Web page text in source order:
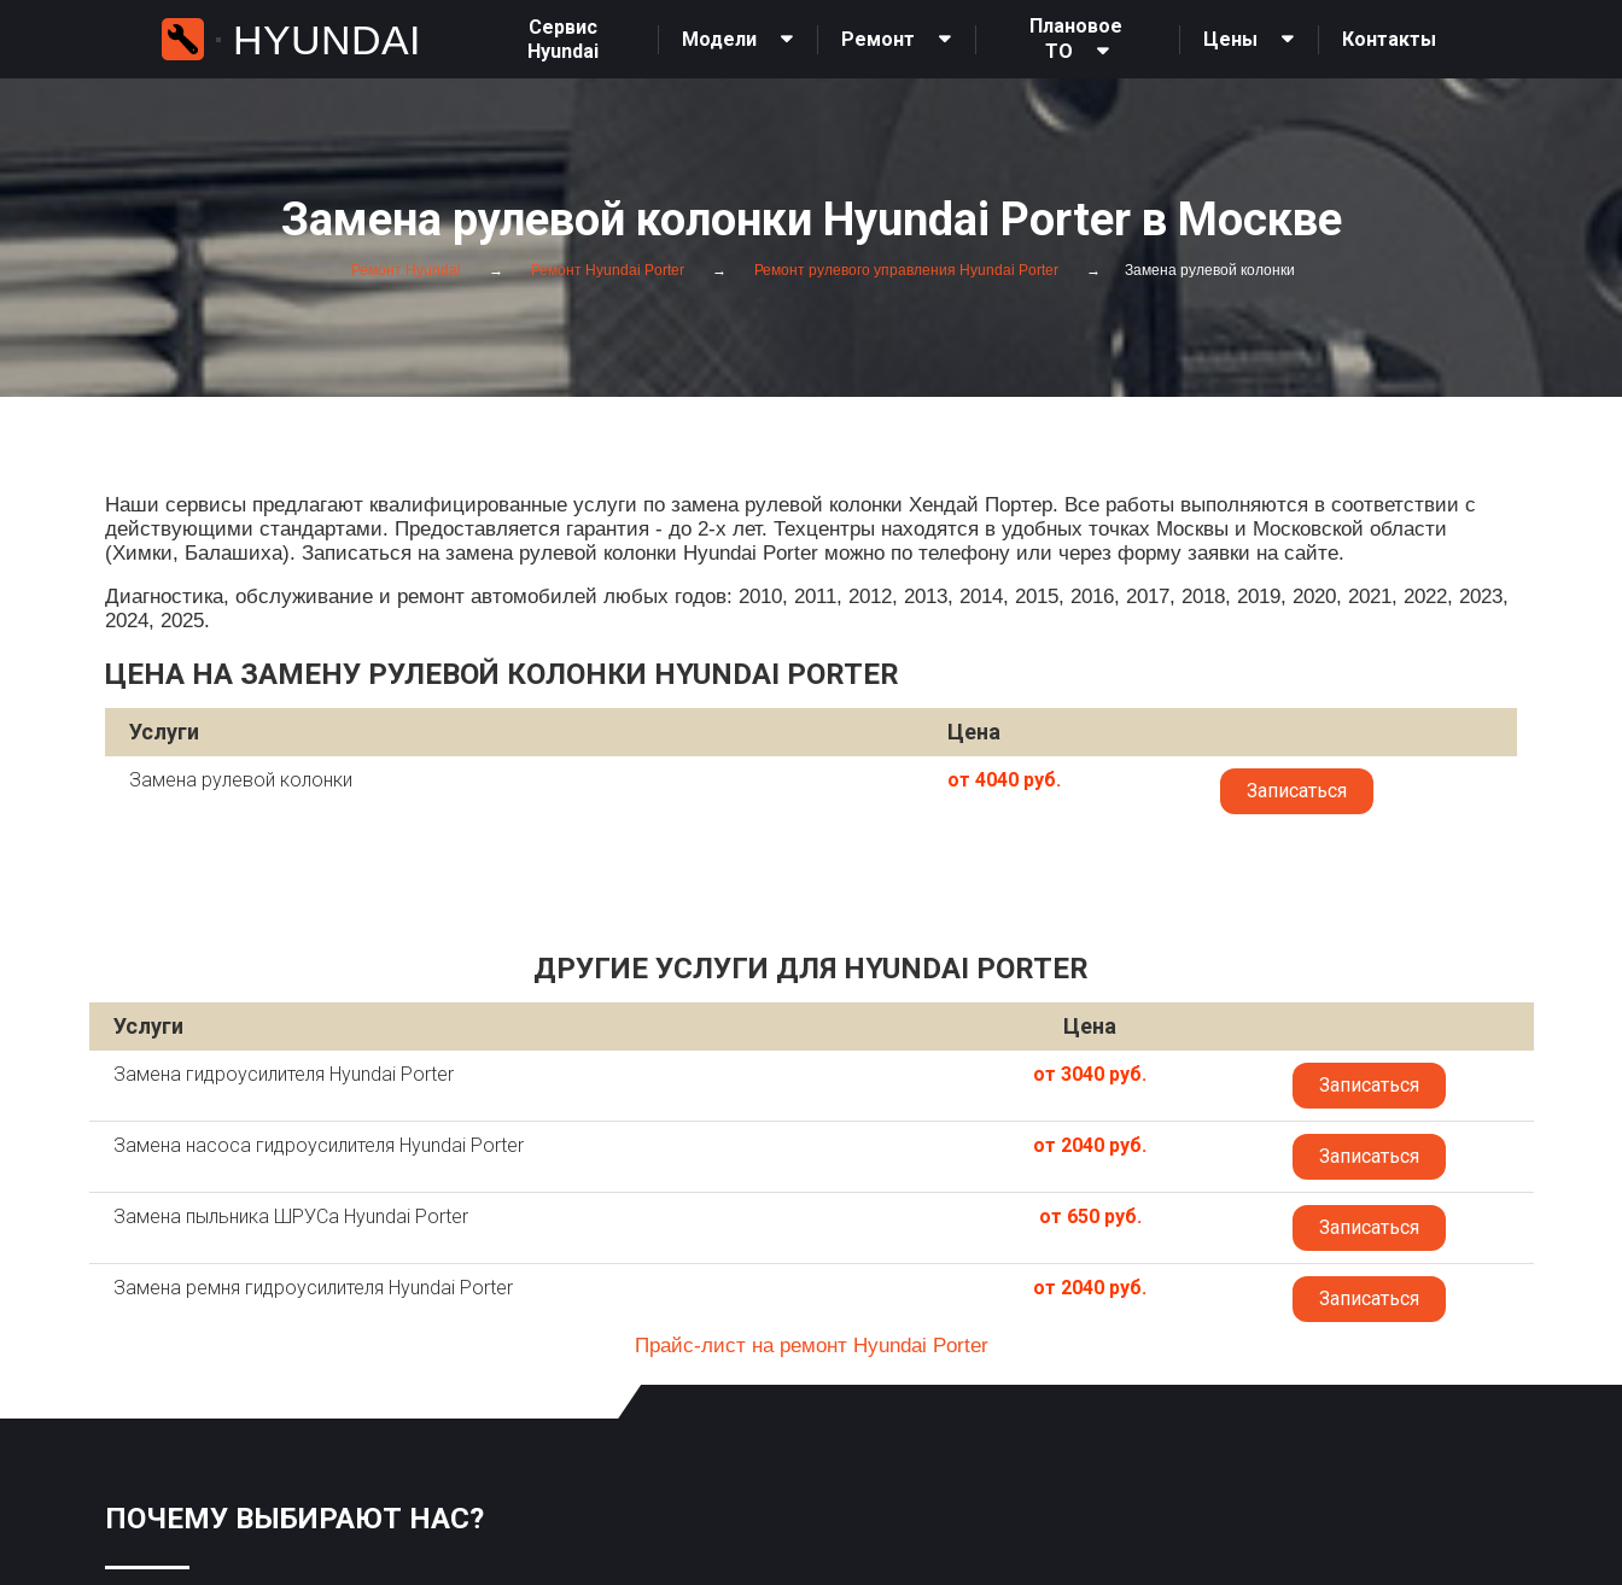
HYUNDAI
Сервис
Hyundai
Модели Ремонт
Плановое
ТО
Цены Контакты
Замена рулевой колонки Hyundai Porter в Москве
Ремонт Hyundai Ремонт Hyundai Porter Ремонт рулевого управления Hyundai Porter Замена рулевой колонки
Наши сервисы предлагают квалифицированные услуги по замена рулевой колонки Хендай Портер. Все работы выполняются в соответствии с
действующими стандартами. Предоставляется гарантия - до 2-х лет. Техцентры находятся в удобных точках Москвы и Московской области
(Химки, Балашиха). Записаться на замена рулевой колонки Hyundai Porter можно по телефону или через форму заявки на сайте.
Диагностика, обслуживание и ремонт автомобилей любых годов: 2010, 2011, 2012, 2013, 2014, 2015, 2016, 2017, 2018, 2019, 2020, 2021, 2022, 2023,
2024, 2025.
ЦЕНА НА ЗАМЕНУ РУЛЕВОЙ КОЛОНКИ HYUNDAI PORTER
Услуги Цена
Замена рулевой колонки от 4040 руб. Записаться
ДРУГИЕ УСЛУГИ ДЛЯ HYUNDAI PORTER
Услуги Цена
Замена гидроусилителя Hyundai Porter от 3040 руб. Записаться
Замена насоса гидроусилителя Hyundai Porter от 2040 руб. Записаться
Замена пыльника ШРУСа Hyundai Porter от 650 руб. Записаться
Замена ремня гидроусилителя Hyundai Porter от 2040 руб. Записаться
Прайс-лист на ремонт Hyundai Porter
ПОЧЕМУ ВЫБИРАЮТ НАС?